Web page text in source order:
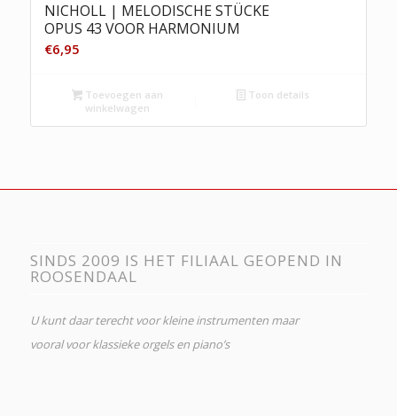
NICHOLL | MELODISCHE STÜCKE
OPUS 43 VOOR HARMONIUM
€6,95
Toevoegen aan
winkelwagen
Toon details
SINDS 2009 IS HET FILIAAL GEOPEND IN
ROOSENDAAL
U kunt daar terecht voor kleine instrumenten maar
vooral voor klassieke orgels en piano’s